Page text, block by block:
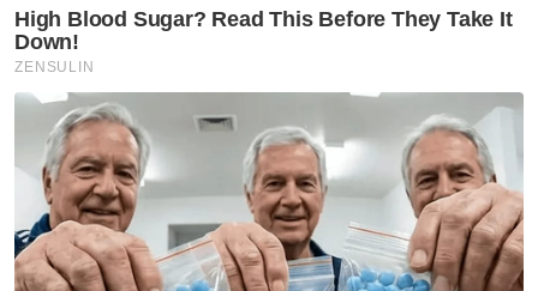
Ujar agamawan itu, konsep yang sama juga
terpakai dalam mana-mana urusan jual beli di
premis perniagaan. Setiap barangan
mempunyai nilai dan perlu dibayar.
“Kita tengok ada barang di kedai orang, tak
boleh ambil (begitu sahaja). Kena bayar,”
tegasnya.